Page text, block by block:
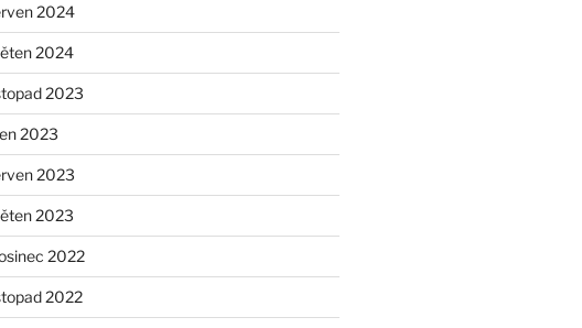
2024
2024
2023
2023
2023
2023
2022
2022